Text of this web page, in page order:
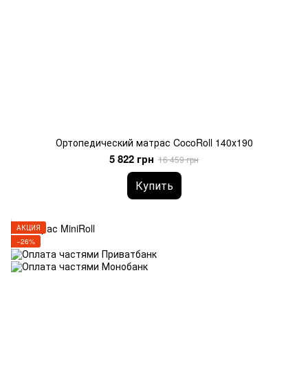
Ортопедический матрас CocoRoll 140х190
5 822 грн 16 459 грн
Купить
АКЦИЯ
−26%